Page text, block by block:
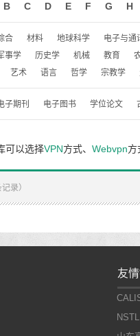
B C D E F G H
合 材料 地球科学 电子与通
事学 历史学 机械 教育
艺术 语言 哲学 宗教学
子期刊 电子图书 学位论文
可以选择VPN方式、 Webvpn方
录）
07:00 - 22:30
友
NSTL